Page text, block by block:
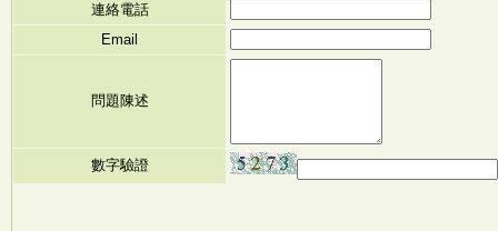
連絡電話
Email
問題陳述
數字驗證